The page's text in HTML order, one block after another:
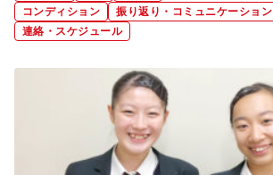
コンディション
振り返り・コミュニケーション
連絡・スケジュール